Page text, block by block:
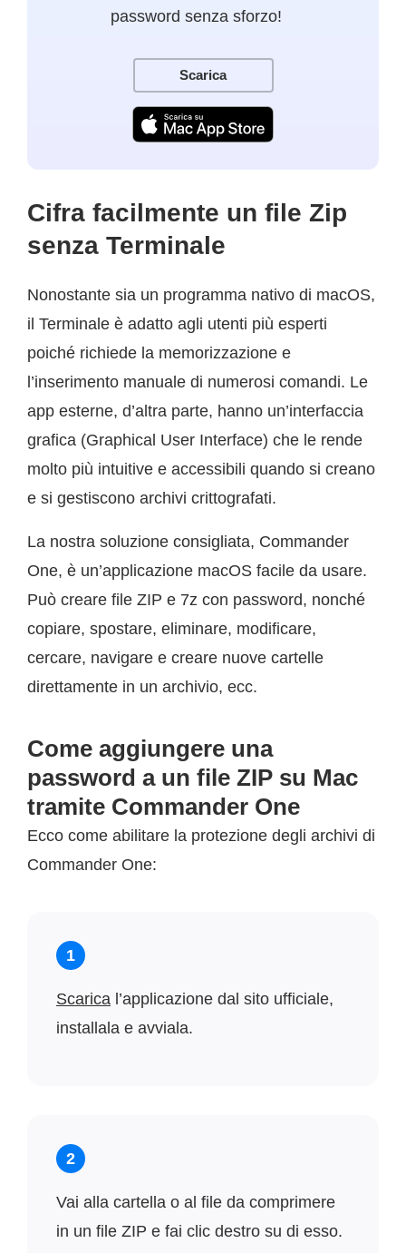
password senza sforzo!
Scarica
Cifra facilmente un file Zip
senza Terminale
Nonostante sia un programma nativo di macOS,
il Terminale è adatto agli utenti più esperti
poiché richiede la memorizzazione e
l’inserimento manuale di numerosi comandi. Le
app esterne, d’altra parte, hanno un’interfaccia
grafica (Graphical User Interface) che le rende
molto più intuitive e accessibili quando si creano
e si gestiscono archivi crittografati.
La nostra soluzione consigliata, Commander
One, è un’applicazione macOS facile da usare.
Può creare file ZIP e 7z con password, nonché
copiare, spostare, eliminare, modificare,
cercare, navigare e creare nuove cartelle
direttamente in un archivio, ecc.
Come aggiungere una
password a un file ZIP su Mac
tramite Commander One
Ecco come abilitare la protezione degli archivi di
Commander One:
1
Scarica l’applicazione dal sito ufficiale,
installala e avviala.
2
Vai alla cartella o al file da comprimere
in un file ZIP e fai clic destro su di esso.